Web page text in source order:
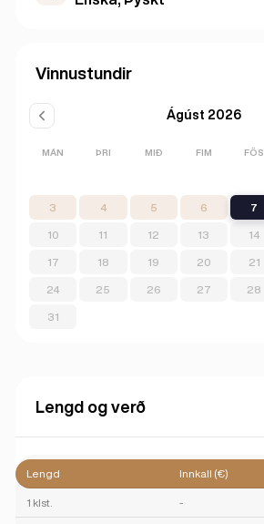
Vinnustundir
Ágúst 2026
MÁN ÞRI MIÐ FIM FÖS
3 4 5 6 7
10 11 12 13 14
17 18 19 20 21
24 25 26 27 28
31
Lengd og verð
Lengd Innkall (€)
1 klst. -